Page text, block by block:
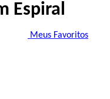
Meus Favoritos
Espiral